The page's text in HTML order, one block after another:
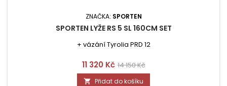
ZNAČKA: SPORTEN
SPORTEN LYŽE RS 5 SL 160CM SET
+ vázání Tyrolia PRD 12
Cena
11 320 Kč Běžná
cena
14 150 Kč
 Přidat do košíku